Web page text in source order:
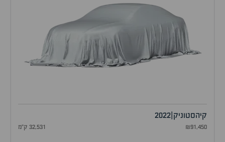
קיהסטוניק 2022
₪91,450 32,531 ק"מ